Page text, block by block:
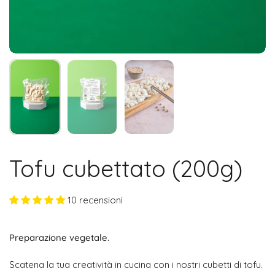
Tofu cubettato (200g)
10 recensioni
Preparazione vegetale.
Scatena la tua creatività in cucina con i nostri cubetti di tofu.